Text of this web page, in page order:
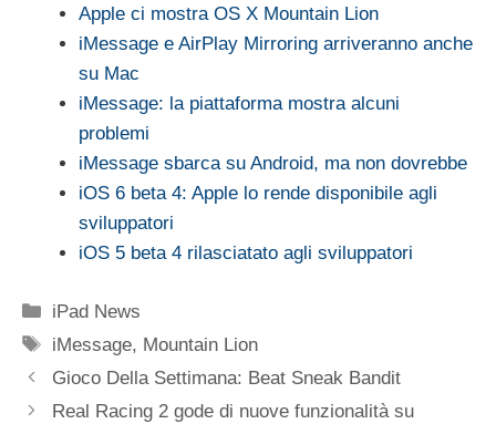
Apple ci mostra OS X Mountain Lion
iMessage e AirPlay Mirroring arriveranno anche
su Mac
iMessage: la piattaforma mostra alcuni
problemi
iMessage sbarca su Android, ma non dovrebbe
iOS 6 beta 4: Apple lo rende disponibile agli
sviluppatori
iOS 5 beta 4 rilasciatato agli sviluppatori
Categorie
iPad News
Tag
iMessage, Mountain Lion
Gioco Della Settimana: Beat Sneak Bandit
Real Racing 2 gode di nuove funzionalità su